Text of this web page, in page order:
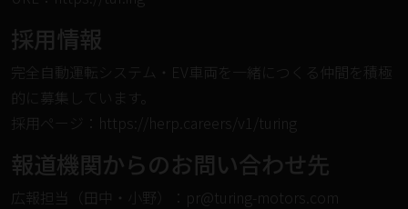
︎採⽤情報
完全⾃動運転システム・EV⾞両を⼀緒につくる仲間を積極
的に募集しています。
採⽤ページ： https://herp.careers/v1/turing
︎報道機関からのお問い合わせ先
広報担当（田中・小野）：pr@turing-motors.com